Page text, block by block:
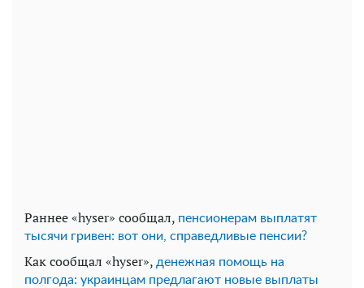
Раннее «hyser» сообщал, пенсионерам выплатят
тысячи гривен: вот они, справедливые пенсии?
Как сообщал «hyser», денежная помощь на
полгода: украинцам предлагают новые выплаты